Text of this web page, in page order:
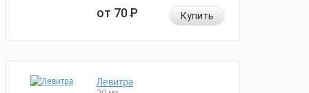
от 70Р Купить
Левитра